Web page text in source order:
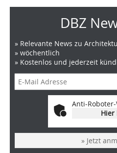
DBZ
» Relevante News zu
» wöchentlich
» Kostenlos und jederzeit
Anti-
Hier
» Jetzt